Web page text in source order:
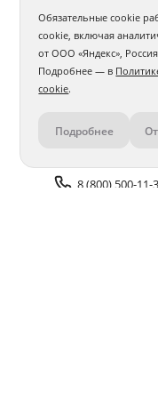
Контакты
8 (800) 500-11-
Обязательные cookie
cookie, включая
от ООО «Яндекс»,
Подробнее — в
cookie.
Подробнее